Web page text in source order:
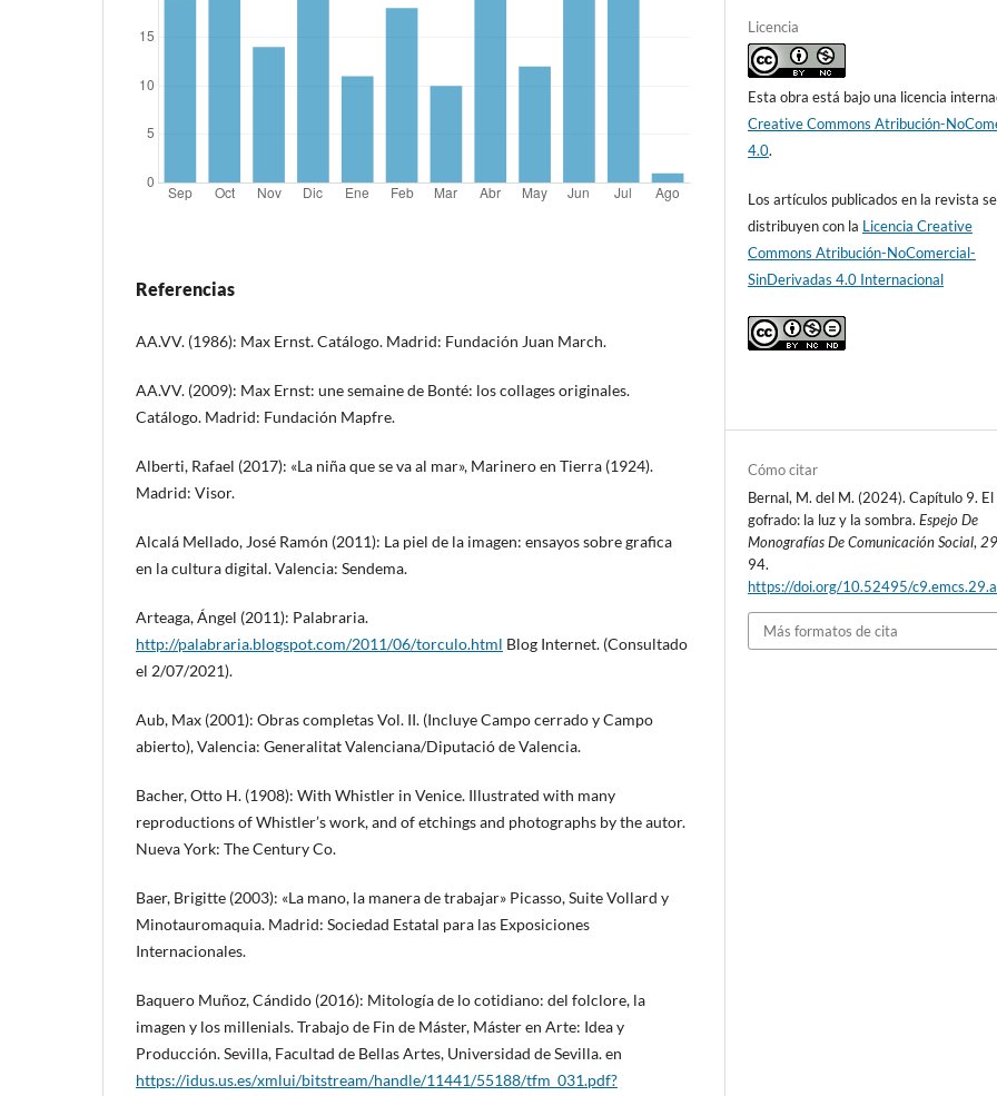
Referencias
AA.VV. (1986): Max Ernst. Catálogo. Madrid: Fundación Juan March.
AA.VV. (2009): Max Ernst: une semaine de Bonté: los collages originales.
Catálogo. Madrid: Fundación Mapfre.
Alberti, Rafael (2017): «La niña que se va al mar», Marinero en Tierra (1924).
Madrid: Visor.
Alcalá Mellado, José Ramón (2011): La piel de la imagen: ensayos sobre grafica
en la cultura digital. Valencia: Sendema.
Arteaga, Ángel (2011): Palabraria.
http://palabraria.blogspot.com/2011/06/torculo.html Blog Internet. (Consultado
el 2/07/2021).
Aub, Max (2001): Obras completas Vol. II. (Incluye Campo cerrado y Campo
abierto), Valencia: Generalitat Valenciana/Diputació de Valencia.
Bacher, Otto H. (1908): With Whistler in Venice. Illustrated with many
reproductions of Whistler’s work, and of etchings and photographs by the autor.
Nueva York: The Century Co.
Baer, Brigitte (2003): «La mano, la manera de trabajar» Picasso, Suite Vollard y
Minotauromaquia. Madrid: Sociedad Estatal para las Exposiciones
Internacionales.
Baquero Muñoz, Cándido (2016): Mitología de lo cotidiano: del folclore, la
imagen y los millenials. Trabajo de Fin de Máster, Máster en Arte: Idea y
Producción. Sevilla, Facultad de Bellas Artes, Universidad de Sevilla. en
https://idus.us.es/xmlui/bitstream/handle/11441/55188/tfm_031.pdf?
Licencia
Esta obra está bajo una licencia
Creative Commons Atribución-
4.0.
Los artículos publicados en la revista se
distribuyen con la Licencia Creative
Commons Atribución-NoComercial-
SinDerivadas 4.0 Internacional
Cómo citar
Bernal, M. del M. (2024). Capítulo 9. El
gofrado: la luz y la sombra.Espejo De
Monografías De Comunicación Social,
94.
https://doi.org/10.52495/
Más formatos de cita